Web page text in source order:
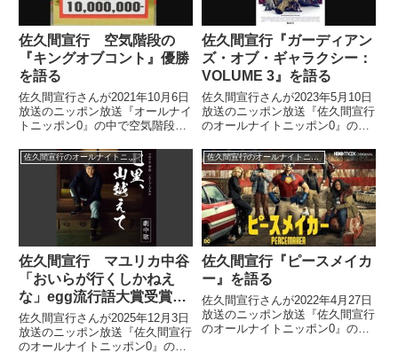
再会を果たしたことを話していま
佐久間宣行 空気階段の
『キングオブコント』優勝
を語る
佐久間宣行さんが2021年10月6日
放送のニッポン放送『オールナイ
トニッポン0』の中で空気階段が
ついて話していました。
佐久間宣行『ガーディアン
ズ・オブ・ギャラクシー：
VOLUME 3』を語る
佐久間宣行さんが2023年5月10日
放送のニッポン放送『佐久間宣行
のオールナイトニッポン0』の中
ディアンズ・オブ・ギャラクシ
ー：VOLUME 3』を紹介してい
ました。
佐久間宣行のオールナイトニッポン0
佐久間宣行 マユリカ中谷
「おいらが行くしかねえ
な」egg流行語大賞受賞を
語る
佐久間宣行さんが2025年12月3日
放送のニッポン放送『佐久間宣行
のオールナイトニッポン0』の中
佐久間宣行のオールナイトニッポン0
佐久間宣行『ピースメイカ
ー』を語る
佐久間宣行さんが2022年4月27日
放送のニッポン放送『佐久間宣行
のオールナイトニッポン0』の中